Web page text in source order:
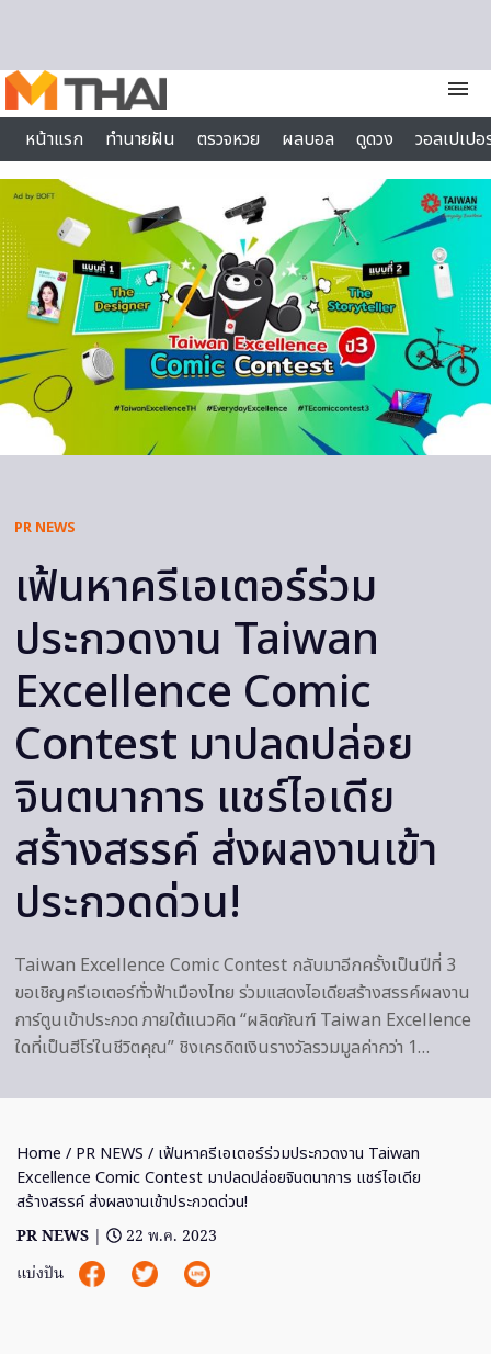
menu
หน้าแรก
ทำนายฝัน ตรวจหวย ผลบอล ดูดวง
วอลเปเป
ไลฟ์สไตล์
PR NEWS
เฟ้นหาครีเอเตอร์ร่วม
ประกวดงาน Taiwan
Excellence Comic
Contest มาปลดปล่อย
จินตนาการ แชร์ไอเดีย
สร้างสรรค์ ส่งผลงานเข้า
ประกวดด่วน!
Taiwan Excellence Comic Contest กลับมาอีกครั้งเป็นปีที่ 3
ขอเชิญครีเอเตอร์ทั่วฟ้าเมืองไทย ร่วมแสดงไอเดียสร้างสรรค์ผลงาน
การ์ตูนเข้าประกวด ภายใต้แนวคิด “ผลิตภัณฑ์ Taiwan Excellence
ใดที่เป็นฮีโร่ในชีวิตคุณ” ชิงเครดิตเงินรางวัลรวมมูลค่ากว่า 1…
Home / PR NEWS / เฟ้นหาครีเอเตอร์ร่วมประกวดงาน Taiwan
Excellence Comic Contest มาปลดปล่อยจินตนาการ แชร์ไอเดีย
สร้างสรรค์ ส่งผลงานเข้าประกวดด่วน!
PR NEWS |
22 พ.ค. 2023
แบ่งปัน